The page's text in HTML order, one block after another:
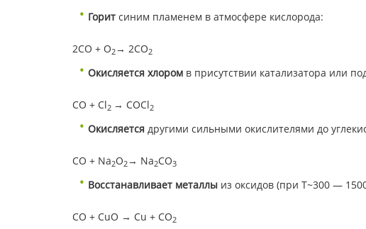
Горит синим пламенем в атмосфере кислорода:
2СO + O2→ 2CO2
Окисляется хлором в присутствии катализатора или
CO + Cl2 → COCl2
Окисляется другими сильными окислителями до
CO + Na2O2→ Na2CO3
Восстанавливает металлы из оксидов (при Т~300 —
СО + CuO → Cu + CO2